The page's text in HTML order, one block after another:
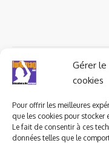
Gérer
cookies
Pour offrir les meilleures
que les cookies pour
Le fait de consentir à ces
données telles que le
© 2023 ludomag.com